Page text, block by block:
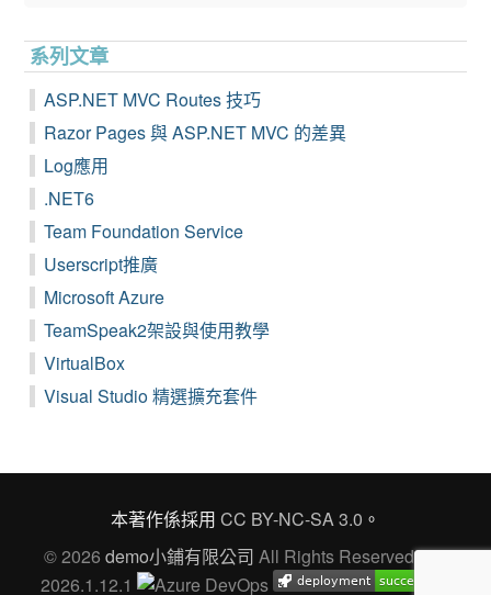
系列文章
ASP.NET MVC Routes 技巧
Razor Pages 與 ASP.NET MVC 的差異
Log應用
.NET6
Team Foundation Service
Userscript推廣
Microsoft Azure
TeamSpeak2架設與使用教學
VirtualBox
Visual Studio 精選擴充套件
本著作係採用 CC BY-NC-SA 3.0 。
© 2026 demo小鋪有限公司 All Rights Reserved Ver.
2026.1.12.1